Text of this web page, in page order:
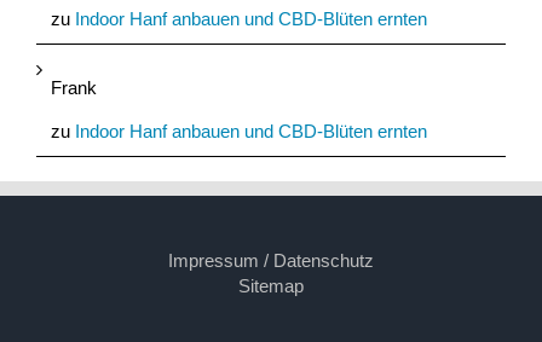
zu Indoor Hanf anbauen und CBD-Blüten ernten
Frank
zu Indoor Hanf anbauen und CBD-Blüten ernten
Impressum / Datenschutz
Sitemap